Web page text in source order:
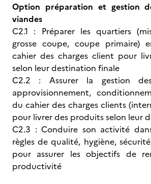
Option préparation et gestion
viandes
C2.1 : Préparer les quartiers
grosse coupe, coupe primaire)
cahier des charges client pour
selon leur destination finale
C2.2 : Assurer la gestion
approvisionnement,
du cahier des charges clients
pour livrer des produits selon leur
C2.3 : Conduire son activité
règles de qualité, hygiène,
pour assurer les objectifs de
productivité